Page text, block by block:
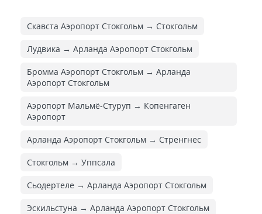
Скавста Аэропорт Стокгольм → Стокгольм
Лудвика → Арланда Аэропорт Стокгольм
Бромма Аэропорт Стокгольм → Арланда
Аэропорт Стокгольм
Аэропорт Мальмё-Стуруп → Копенгаген
Аэропорт
Арланда Аэропорт Стокгольм → Стренгнес
Стокгольм → Уппсала
Сьодертеле → Арланда Аэропорт Стокгольм
Эскильстуна → Арланда Аэропорт Стокгольм